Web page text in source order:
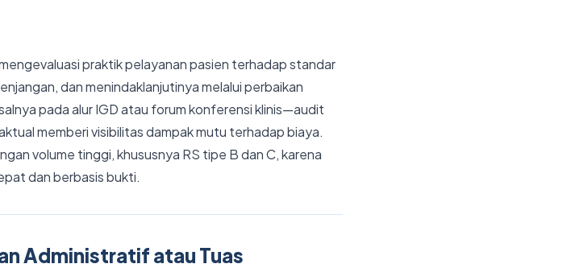
praktik pelayanan pasien terhadap standar
dan menindaklanjutinya melalui perbaikan
pada alur IGD atau forum konferensi klinis—audit
memberi visibilitas dampak mutu terhadap biaya.
volume tinggi, khususnya RS tipe B dan C, karena
dan berbasis bukti.
Administratif atau Tuas